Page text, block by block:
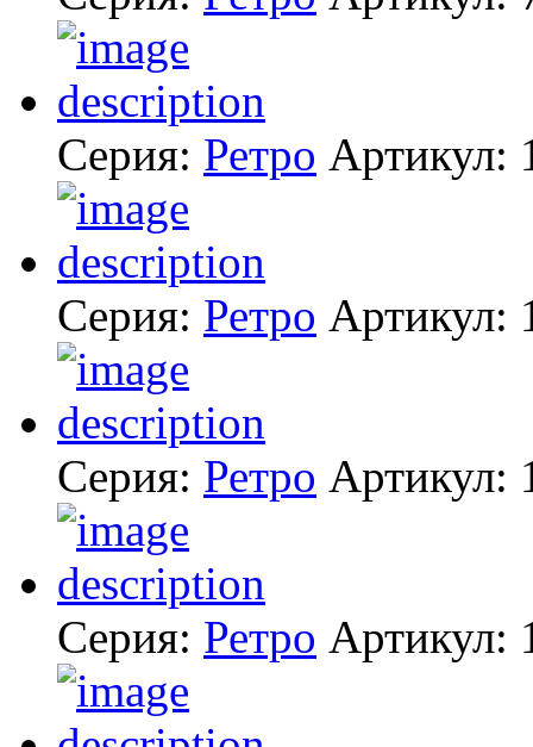
Серия: Ретро Артикул:
Серия: Ретро Артикул:
Серия: Ретро Артикул:
Серия: Ретро Артикул: